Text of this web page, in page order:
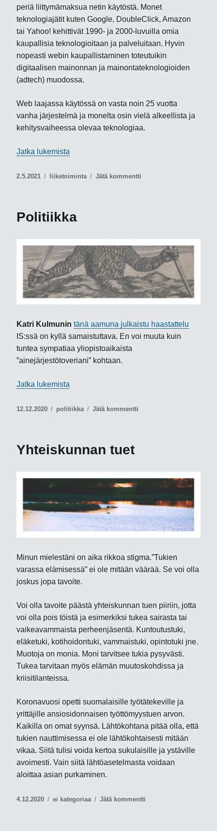
periä liittymämaksua netin käytöstä. Monet
teknologiajätit kuten Google, DoubleClick, Amazon
tai Yahoo! kehittivät 1990- ja 2000-luvuilla omia
kaupallisia teknologioitaan ja palveluitaan. Hyvin
nopeasti webin kaupallistaminen toteutuikin
digitaalisen mainonnan ja mainontateknologioiden
(adtech) muodossa.
Web laajassa käytössä on vasta noin 25 vuotta
vanha järjestelmä ja monelta osin vielä alkeellista ja
kehitysvaiheessa olevaa teknologiaa.
Jatka lukemista
Julkaistu
2.5.2021 Kategoriat
liiketoiminta Jätä kommentti
Politiikka
Katri Kulmunintänä aamuna julkaistu haastattelu
IS:ssä on kyllä samaistuttava. En voi muuta kuin
tuntea sympatiaa yliopistoaikaista
”ainejärjestötoveriani” kohtaan.
Jatka lukemista
Julkaistu
12.12.2020 Kategoriat
politiikka Jätä kommentti
Yhteiskunnan tuet
Minun mielestäni on aika rikkoa stigma.”Tukien
varassa elämisessä” ei ole mitään väärää. Se voi olla
joskus jopa tavoite.
Voi olla tavoite päästä yhteiskunnan tuen piiriin, jotta
voi olla pois töistä ja esimerkiksi tukea sairasta tai
vaikeavammaista perheenjäsentä. Kuntoutustuki,
eläketuki, kotihoidontuki, vammaistuki, opintotuki jne.
Muotoja on monia. Moni tarvitsee tukia pysyvästi.
Tukea tarvitaan myös elämän muutoskohdissa ja
kriisitilanteissa.
Koronavuosi opetti suomalaisille työtätekeville ja
yrittäjille ansiosidonnaisen työttömyystuen arvon.
Kaikilla on omat syynsä. Lähtökohtana pitää olla, että
tukien nauttimisessa ei ole lähtökohtaisesti mitään
vikaa. Siitä tulisi voida kertoa sukulaisille ja ystäville
avoimesti. Vain siitä lähtöasetelmasta voidaan
aloittaa asian purkaminen.
Julkaistu
4.12.2020 Kategoriat
ei kategoriaa Jätä kommentti